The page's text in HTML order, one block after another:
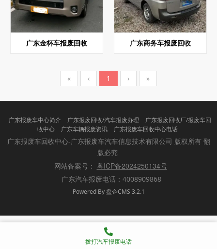
广东金杯车报废回收 广东商务车报废回收
« ‹ 1 › »
广东报废车中心简介 广东报废回收/汽车报废办理
广东报废回收厂/报废车回
收中心
广东车辆报废资讯 广东报废车回收中心电话
广东报废车回收中心-广东报废车汽车信息技术有限公司
版权所有 翻
版必究
网站备案号： 粤ICP备2024250134号
广东汽车报废电话：4008909868
Powered By 盘企CMS 3.2.1
盘企CMS
拨打汽车报废电话